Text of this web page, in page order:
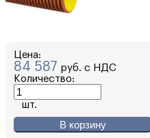
Цена:
84 587 руб. с НДС
Количество:
шт.
В корзину